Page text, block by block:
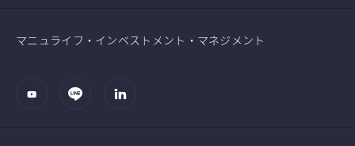
マニュライフ・インベストメント・マネジメント